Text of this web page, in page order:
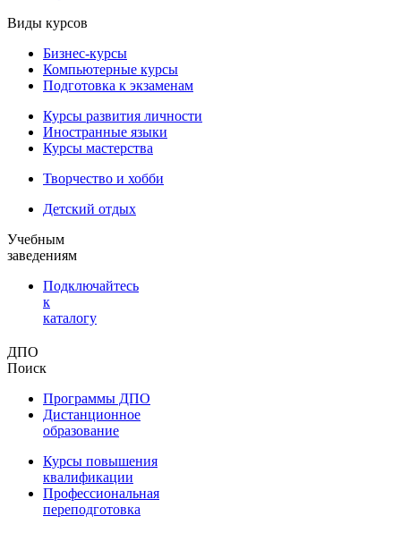
Виды курсов
Бизнес-курсы
Компьютерные курсы
Подготовка к экзаменам
Курсы развития личности
Иностранные языки
Курсы мастерства
Творчество и хобби
Детский отдых
Учебным
заведениям
Подключайтесь
к
каталогу
ДПО
Поиск
Программы ДПО
Дистанционное
образование
Курсы повышения
квалификации
Профессиональная
переподготовка